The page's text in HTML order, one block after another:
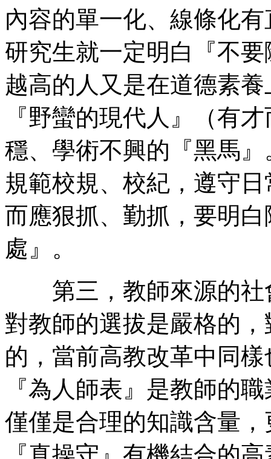
內容的單一化、線條化
研究生就一定明白『不
越高的人又是在道德素
『野蠻的現代人』（有
穩、學術不興的『黑馬
規範校規、校紀，遵守
而應狠抓、勤抓，要明
處』。
第三，教師來源的社
對教師的選拔是嚴格的
的，當前高教改革中同
『為人師表』是教師的
僅僅是合理的知識含量